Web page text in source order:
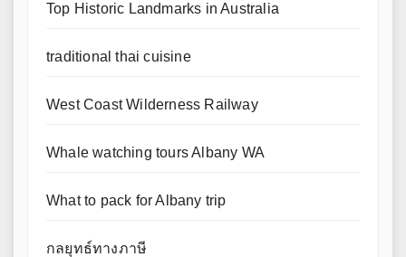
Top Historic Landmarks in Australia
traditional thai cuisine
West Coast Wilderness Railway
Whale watching tours Albany WA
What to pack for Albany trip
กลยุทธ์ทางภาษี